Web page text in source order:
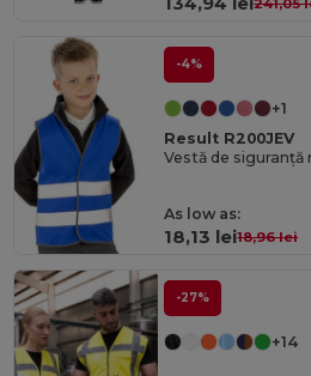
241,05
-4%
+1
Result R200JEV
As low as:
18,13 lei18,96 lei
-27%
+14